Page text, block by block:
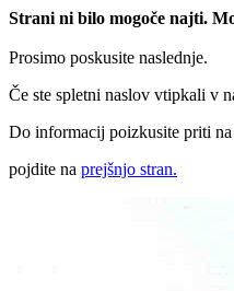
Strani ni bilo mogoče najti.
Prosimo poskusite naslednje.
Če ste spletni naslov vtipkali v
Do informacij poizkusite priti na
pojdite na prejšnjo stran.